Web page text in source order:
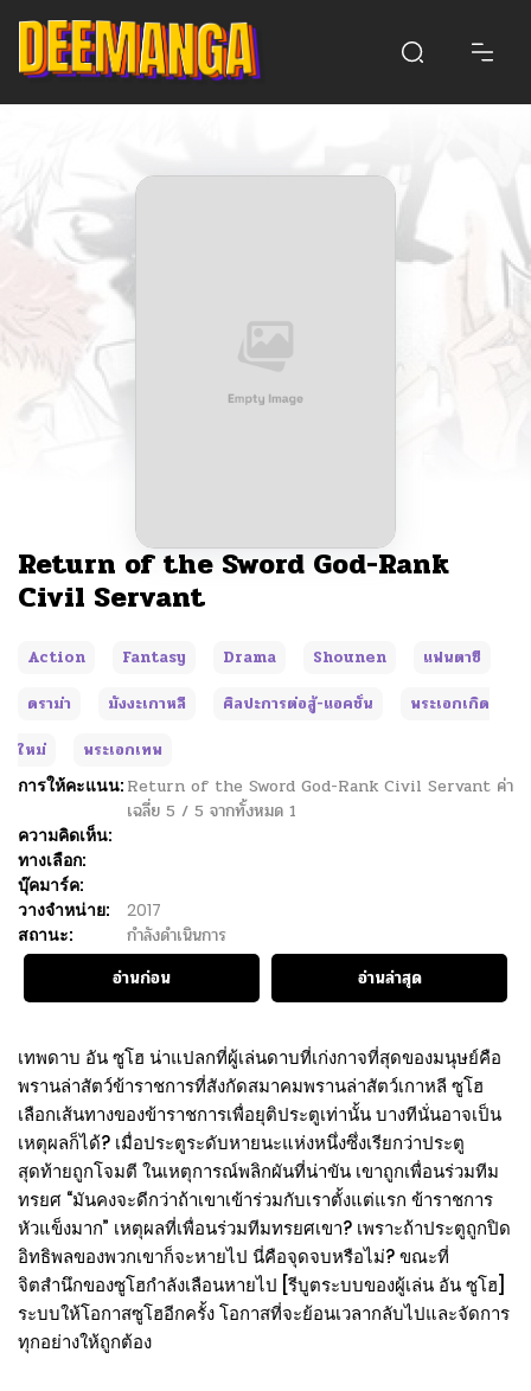
Return of the Sword God-Rank
Civil Servant
Action Fantasy Drama Shounen
แฟนตาซี
ดราม่า
มังงะเกาหลี ศิลปะการต่อสู้-แอคชั่น
พระเอกเกิด
ใหม่
พระเอกเทพ
การให้คะแนน: Return of the Sword God-Rank Civil Servant ค่า
เฉลี่ย 5 / 5 จากทั้งหมด 1
ความคิดเห็น:
ทางเลือก:
บุ๊คมาร์ค:
วางจำหน่าย:
2017
สถานะ:
กำลังดำเนินการ
อ่านก่อน
อ่านล่าสุด
เทพดาบ อัน ซูโฮ น่าแปลกที่ผู้เล่นดาบที่เก่งกาจที่สุดของมนุษย์คือ
พรานล่าสัตว์ข้าราชการที่สังกัดสมาคมพรานล่าสัตว์เกาหลี ซูโฮ
เลือกเส้นทางของข้าราชการเพื่อยุติประตูเท่านั้น บางทีนั่นอาจเป็น
เหตุผลก็ได้? เมื่อประตูระดับหายนะแห่งหนึ่งซึ่งเรียกว่าประตู
สุดท้ายถูกโจมตี ในเหตุการณ์พลิกผันที่น่าขัน เขาถูกเพื่อนร่วมทีม
ทรยศ “มันคงจะดีกว่าถ้าเขาเข้าร่วมกับเราตั้งแต่แรก ข้าราชการ
หัวแข็งมาก” เหตุผลที่เพื่อนร่วมทีมทรยศเขา? เพราะถ้าประตูถูกปิด
อิทธิพลของพวกเขาก็จะหายไป นี่คือจุดจบหรือไม่? ขณะที่
จิตสำนึกของซูโฮกำลังเลือนหายไป [รีบูตระบบของผู้เล่น อัน ซูโฮ]
ระบบให้โอกาสซูโฮอีกครั้ง โอกาสที่จะย้อนเวลากลับไปและจัดการ
ทุกอย่างให้ถูกต้อง